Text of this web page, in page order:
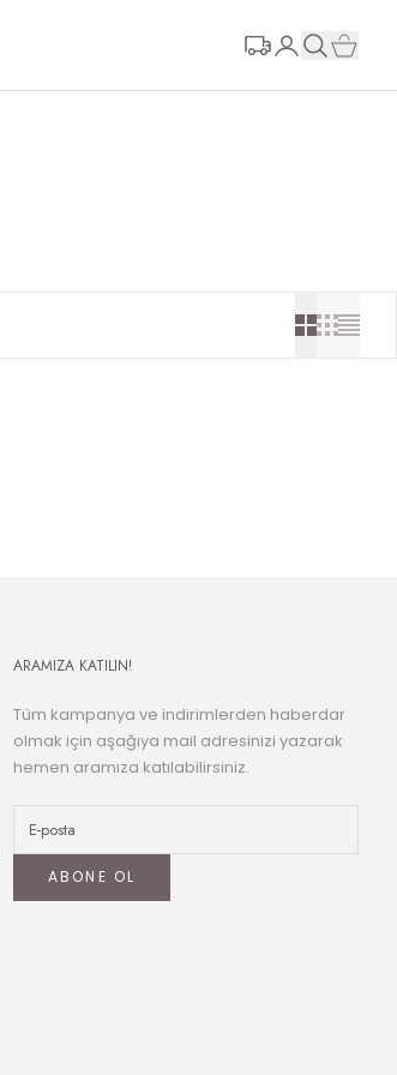
ARAMIZA KATILIN!
Tüm kampanya ve indirimlerden haberdar
olmak için aşağıya mail adresinizi yazarak
hemen aramıza katılabilirsiniz.
ABONE OL